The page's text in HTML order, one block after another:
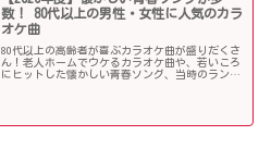
数！ 80代以上の男性・女性に人気のカラ
オケ曲
80代以上の高齢者が喜ぶカラオケ曲が盛りだくさ
ん！老人ホームでウケるカラオケ曲や、若いころ
にヒットした懐かしい青春ソング、当時のランキ